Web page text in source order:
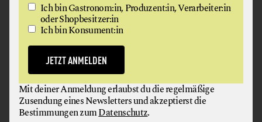
Ich bin Gastronom:in, Produzent:in, Verarbeiter:in
oder Shopbesitzer:in
Ich bin Konsument:in
JETZT ANMELDEN
Mit deiner Anmeldung erlaubst du die regelmäßige
Zusendung eines Newsletters und akzeptierst die
Bestimmungen zumDatenschutz.